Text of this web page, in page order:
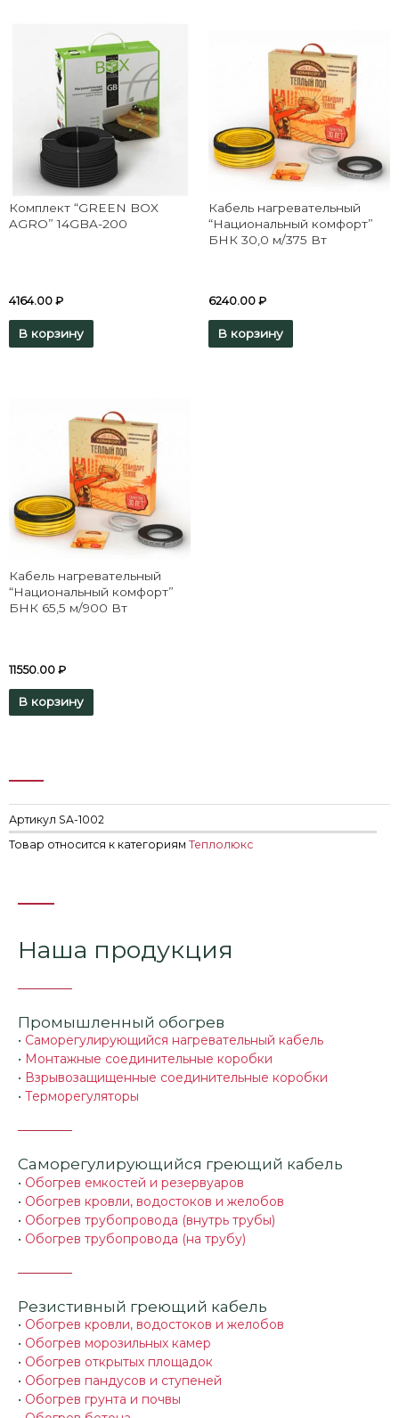
Комплект “GREEN BOX
AGRO” 14GBA-200
4164.00 ₽
В корзину
Кабель нагревательный
“Национальный комфорт”
БНК 30,0 м/375 Вт
6240.00 ₽
В корзину
Кабель нагревательный
“Национальный комфорт”
БНК 65,5 м/900 Вт
11550.00 ₽
В корзину
Артикул SA-1002
Товар относится к категориям Теплолюкс
Наша продукция
Промышленный обогрев
• Саморегулирующийся нагревательный кабель
• Монтажные соединительные коробки
• Взрывозащищенные соединительные коробки
• Терморегуляторы
Саморегулирующийся греющий кабель
• Обогрев емкостей и резервуаров
• Обогрев кровли, водостоков и желобов
• Обогрев трубопровода (внутрь трубы)
• Обогрев трубопровода (на трубу)
Резистивный греющий кабель
• Обогрев кровли, водостоков и желобов
• Обогрев морозильных камер
• Обогрев открытых площадок
• Обогрев пандусов и ступеней
• Обогрев грунта и почвы